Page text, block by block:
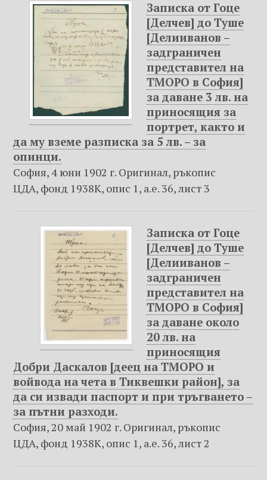
Записка от Гоце
[Делчев] до Туше
[Делииванов –
задграничен
представител на
ТМОРО в София]
за даване 3 лв. на
приносящия за
портрет, както и
да му вземе разписка за 5 лв. – за
опинци.
София, 4 юни 1902 г. Оригинал, ръкопис
ЦДА, фонд 1938К, опис 1, а.е. 36, лист 3
Записка от Гоце
[Делчев] до Туше
[Делииванов –
задграничен
представител на
ТМОРО в София]
за даване около
20 лв. на
приносящия
Добри Даскалов [деец на ТМОРО и
войвода на чета в Тиквешки район], за
да си извади паспорт и при тръгването –
за пътни разходи.
София, 20 май 1902 г. Оригинал, ръкопис
ЦДА, фонд 1938К, опис 1, а.е. 36, лист 2